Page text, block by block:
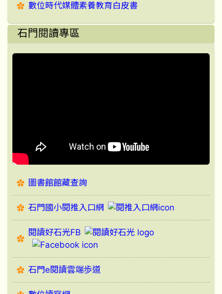
數位時代媒體素養教育白皮書
石門閱讀專區
圖書館館藏查詢
石門國小閱推入口網
閱讀好石光FB
石門e閱讀雲端歩道